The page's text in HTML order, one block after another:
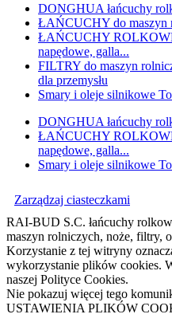
DONGHUA łańcuchy
ŁAŃCUCHY do maszyn
ŁAŃCUCHY
napędowe, galla...
FILTRY do maszyn
dla przemysłu
Smary i oleje silnikowe
DONGHUA łańcuchy
ŁAŃCUCHY
napędowe, galla...
Smary i oleje silnikowe
Zarządzaj ciasteczkami
RAI-BUD S.C. łańcuchy
maszyn rolniczych, noże, filtry,
Korzystanie z tej witryny
wykorzystanie plików cookies.
naszej Polityce Cookies.
Nie pokazuj więcej tego
USTAWIENIA PLIKÓW